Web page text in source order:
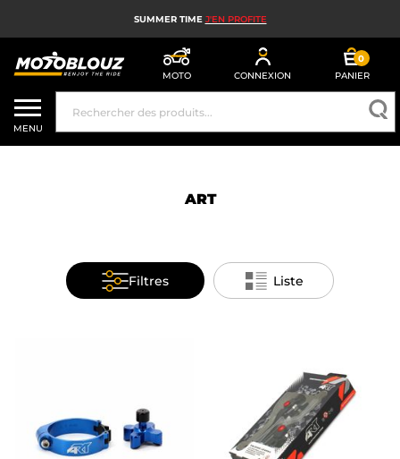
SUMMER TIME J'EN PROFITE
MOTO CONNEXION
0
PANIER
CASQUE MOTO
ÉQUIPEMENT MOTO HOMME
AIRBAG MOTO
BAGAGERIE MOTO
MENU
ART
Filtres Liste